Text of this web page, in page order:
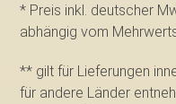
* Preis inkl. deutscher
abhängig vom
** gilt für Lieferungen
für andere Länder